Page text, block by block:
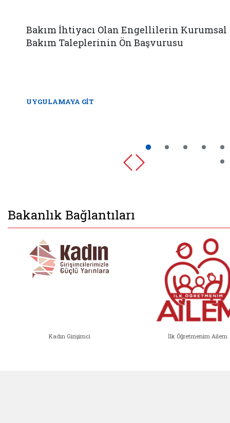
Bakım İhtiyacı Olan Engellilerin Kurumsal
Bakım Taleplerinin Ön Başvurusu
UYGULAMAYA GİT
Bakanlık Bağlantıları
Kadın Girişimci İlk Öğretmenim Ailem